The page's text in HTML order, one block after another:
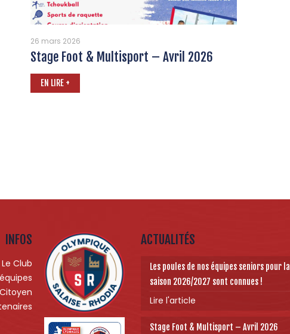
26 mars 2026
Stage Foot & Multisport – Avril 2026
EN LIRE +
INFOS
Le Club
ACTUALITÉS
Les poules de nos équipes seniors pour la
saison 2026/2027 sont connues !
Lire l'article
Stage Foot & Multisport – Avril 2026